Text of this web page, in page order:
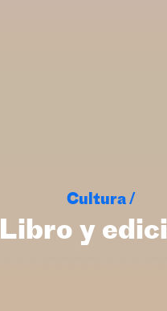
Cultura /
Libro y